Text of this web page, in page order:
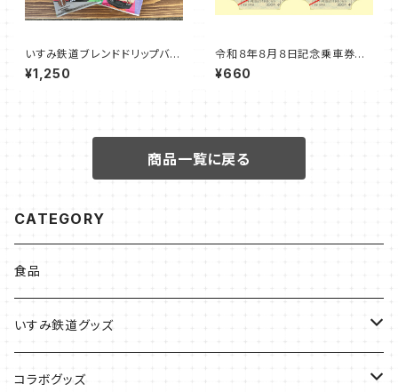
いすみ鉄道ブレンドドリップバッ
グ 【キハ車両】（５袋セット）
¥1,250
令和８年８月８日記念乗車券セ
ット【B】
¥660
商品一覧に戻る
CATEGORY
食品
いすみ鉄道グッズ
いすみ鉄道グッズ
コラボグッズ